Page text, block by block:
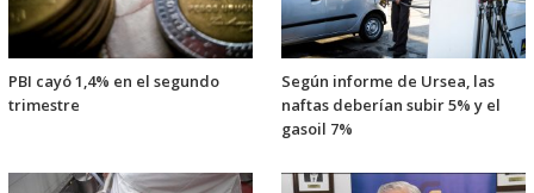
PBI cayó 1,4% en el segundo
trimestre
Según informe de Ursea, las
naftas deberían subir 5% y el
gasoil 7%